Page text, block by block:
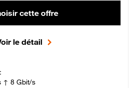
cette offre
le détail
↑ 8 Gbit/s